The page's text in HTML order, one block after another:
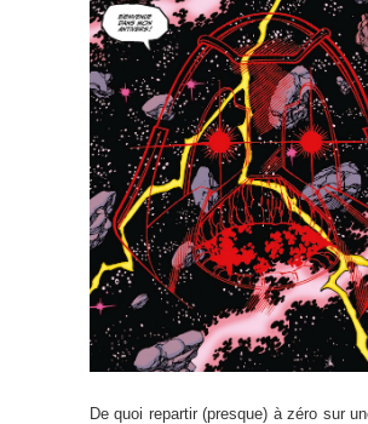
De quoi repartir (presque) à zéro sur